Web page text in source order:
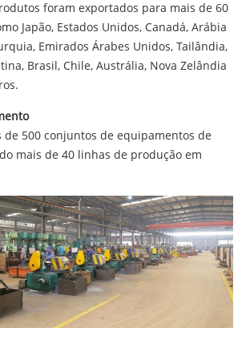
foram exportados para mais de 60
Japão, Estados Unidos, Canadá, Arábia
Emirados Árabes Unidos, Tailândia,
Brasil, Chile, Austrália, Nova Zelândia
de 500 conjuntos de equipamentos de
mais de 40 linhas de produção em